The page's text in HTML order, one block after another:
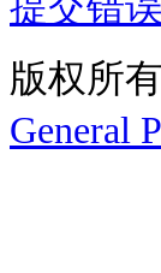
版权所
General